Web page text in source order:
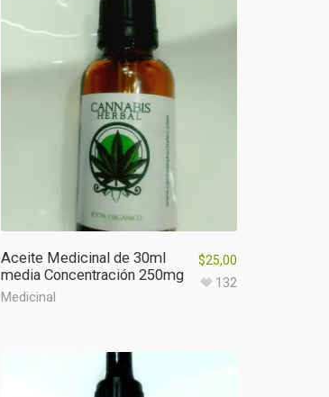
Aceite Medicinal de 30ml
media Concentración 250mg
Medicinal
$25,00
132